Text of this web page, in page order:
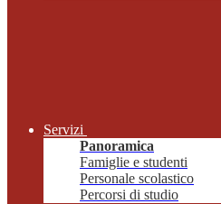
Servizi
Panoramica
Famiglie e studenti
Personale scolastico
Percorsi di studio